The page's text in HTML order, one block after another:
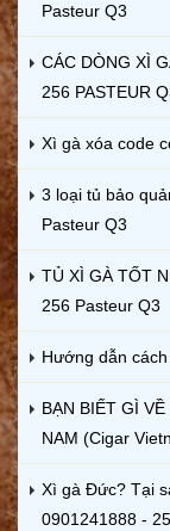
Pasteur Q3
CÁC DÒNG XÌ
256 PASTEUR
Xì gà xóa code
3 loại tủ bảo
Pasteur Q3
TỦ XÌ GÀ TỐT
256 Pasteur Q3
Hướng dẫn
BẠN BIẾT GÌ
NAM (Cigar
Xì gà Đức? Tại
0901241888 -